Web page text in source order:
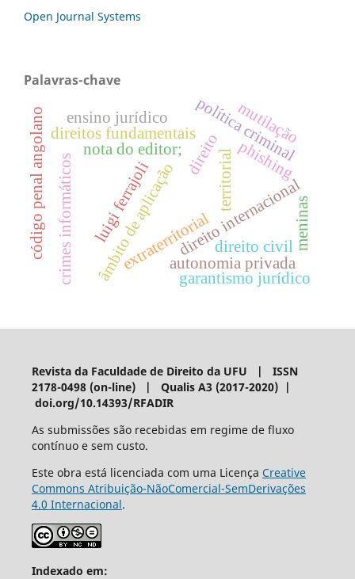
Open Journal Systems
Palavras-chave
direito
direito internacional
nota do editor;
âmbito de aplicação territorial
extraterritorialautonomia privada
direitos fundamentais
phishing
código penal angolanocrimes informáticos
política criminal
luigi ferrajoli
garantismo jurídico
direito civil
ensino jurídico mutilação
meninas
Revista da Faculdade de Direito da UFU | ISSN
2178-0498 (on-line) | Qualis A3 (2017-2020) |
doi.org/10.14393/RFADIR
As submissões são recebidas em regime de fluxo
contínuo e sem custo.
Este obra está licenciada com uma Licença Creative
Commons Atribuição-NãoComercial-SemDerivações
4.0 Internacional.
Indexado em: